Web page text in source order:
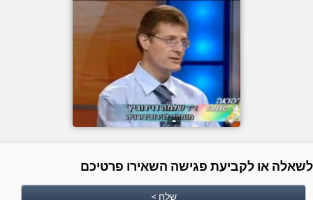
לשאלה או לקביעת פגישה השאירו פרטיכם
שלח >